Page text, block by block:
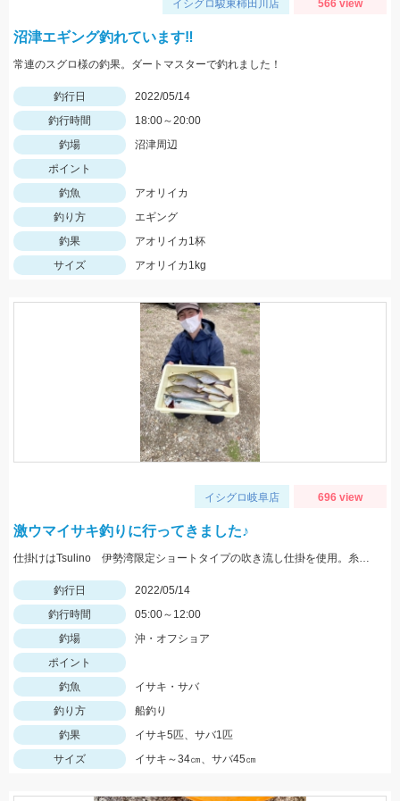
イシグロ駿東柿田川店 566 view
沼津エギング釣れています‼
常連のスグロ様の釣果。ダートマスターで釣れました！
釣行日
2022/05/14
釣行時間
18:00～20:00
釣場
沼津周辺
ポイント
釣魚
アオリイカ
釣り方
エギング
釣果
アオリイカ1杯
サイズ
アオリイカ1kg
イシグロ岐阜店 696 view
激ウマイサキ釣りに行ってきました♪
仕掛けはTsulino 伊勢湾限定ショートタイプの吹き流し仕掛を使用。糸絡みも少なくオススメです！
釣行日
2022/05/14
釣行時間
05:00～12:00
釣場
沖・オフショア
ポイント
釣魚
イサキ・サバ
釣り方
船釣り
釣果
イサキ5匹、サバ1匹
サイズ
イサキ～34㎝、サバ45㎝